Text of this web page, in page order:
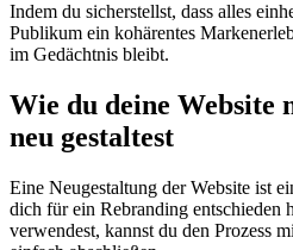
Indem du sicherstellst, dass alles
Publikum ein kohärentes
im Gedächtnis bleibt.
Wie du deine Website
neu gestaltest
Eine Neugestaltung der Website ist
dich für ein Rebranding entschieden
verwendest, kannst du den Prozess